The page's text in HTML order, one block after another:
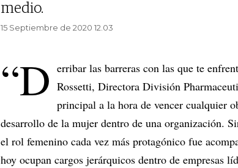
medio.
15 Septiembre de 2020 12.03
“D erribar las barreras con las que te
Rossetti, Directora División
principal a la hora de vencer cualquier
desarrollo de la mujer dentro de una organización.
el rol femenino cada vez más protagónico fue
hoy ocupan cargos jerárquicos dentro de empresas